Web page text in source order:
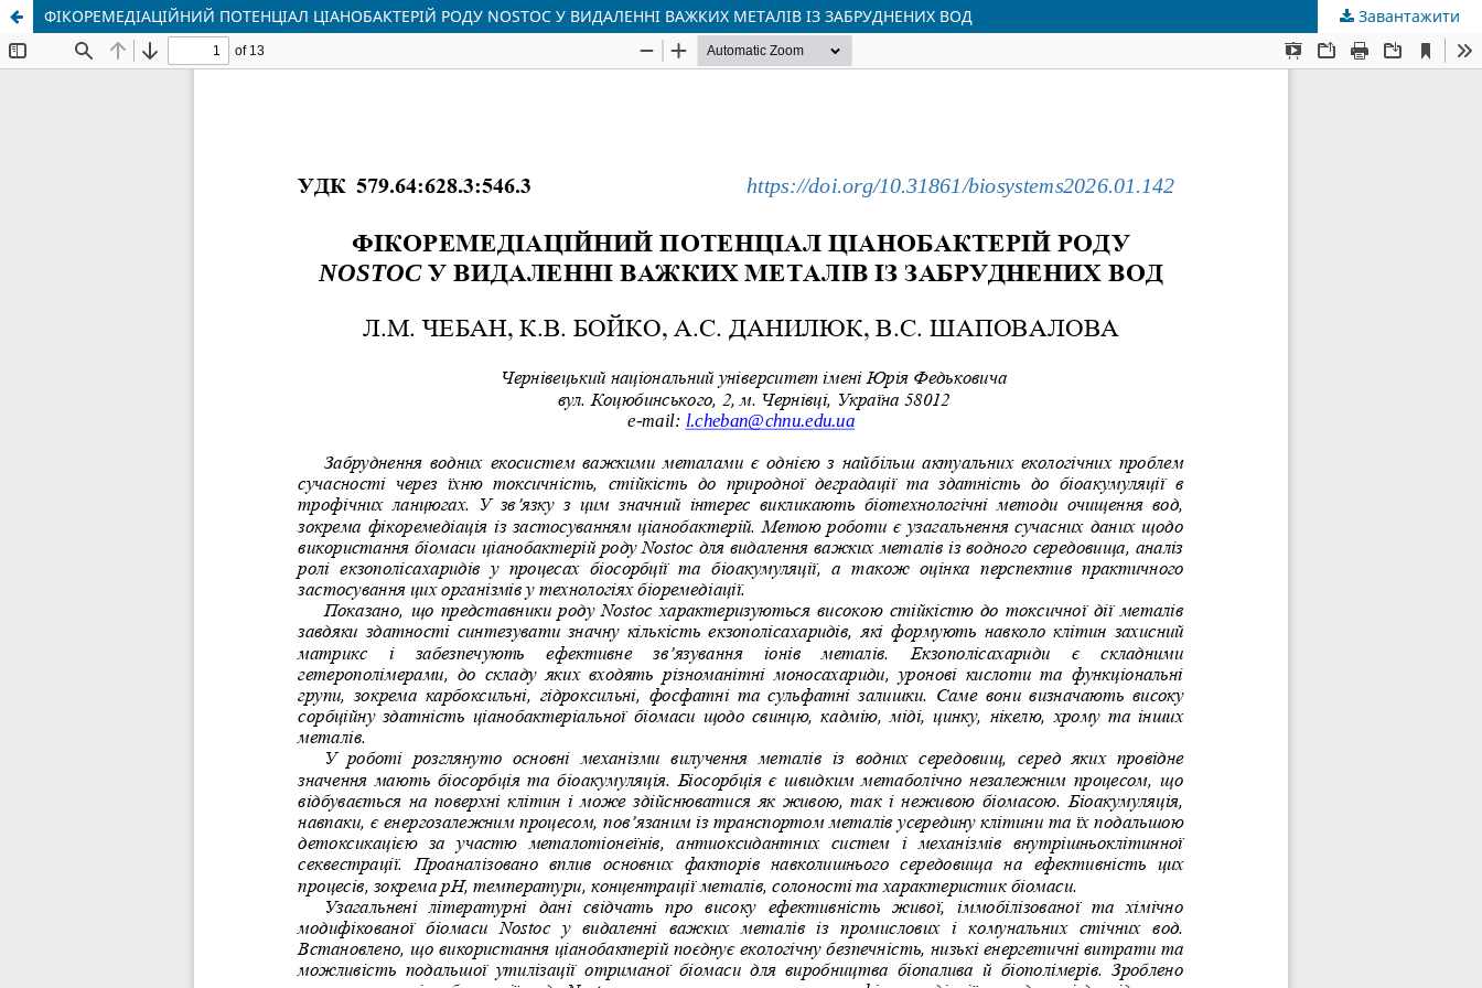
ФІКОРЕМЕДІАЦІЙНИЙ ПОТЕНЦІАЛ ЦІАНОБАКТЕРІЙ РОДУ NOSTOC У ВИДАЛЕННІ ВАЖКИХ МЕТАЛІВ ІЗ ЗАБРУДНЕНИХ ВОД Завантажити